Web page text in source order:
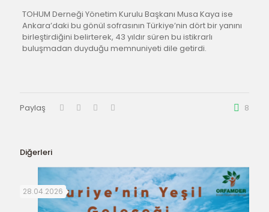
TOHUM Derneği Yönetim Kurulu Başkanı Musa Kaya ise
Ankara’daki bu gönül sofrasının Türkiye’nin dört bir yanını
birleştirdiğini belirterek, 43 yıldır süren bu istikrarlı
buluşmadan duyduğu memnuniyeti dile getirdi.
Paylaş 8
Diğerleri
28.04.2026